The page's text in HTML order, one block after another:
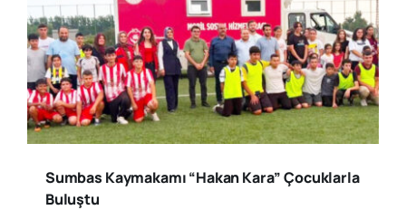
Sumbas Kaymakamı “Hakan Kara” Çocuklarla
Buluştu